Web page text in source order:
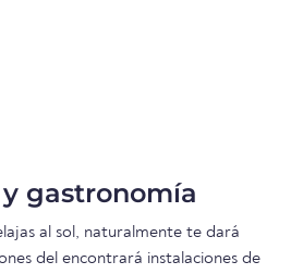
gastronomía
al sol, naturalmente te dará
del encontrará instalaciones de